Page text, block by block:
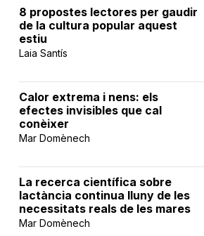
8 propostes lectores per gaudir
de la cultura popular aquest
estiu
Laia Santís
Calor extrema i nens: els
efectes invisibles que cal
conèixer
Mar Domènech
La recerca científica sobre
lactància continua lluny de les
necessitats reals de les mares
Mar Domènech